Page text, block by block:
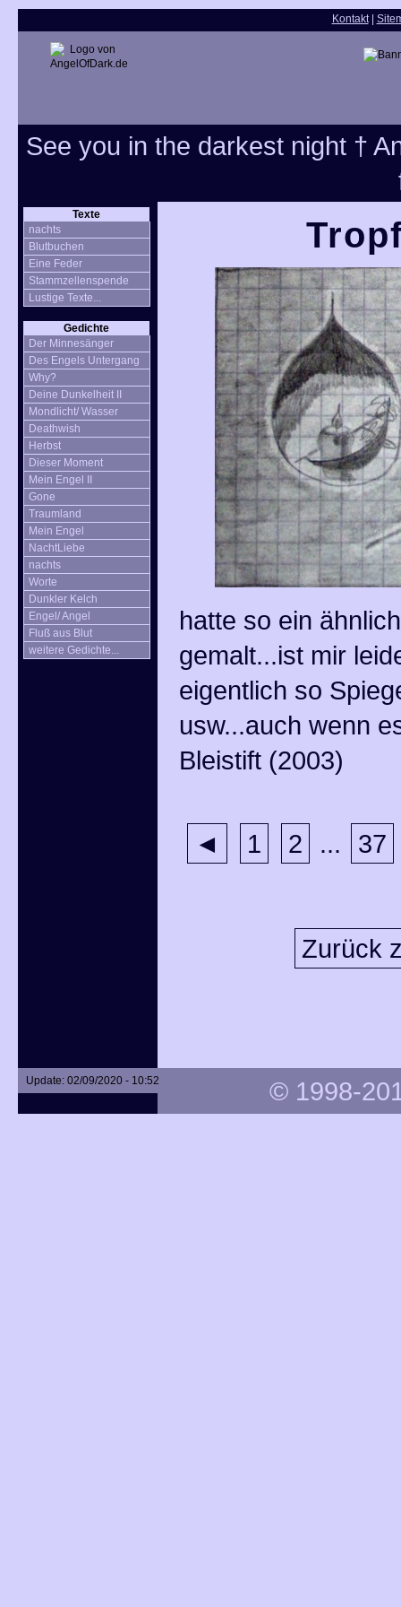
Kontakt
See you in the darkest night †
Texte
nachts
Blutbuchen
Eine Feder
Stammzellenspende
Lustige Texte...
Gedichte
Der Minnesänger
Des Engels Untergang
Why?
Deine Dunkelheit II
Mondlicht/ Wasser
Deathwish
Herbst
Dieser Moment
Mein Engel II
Gone
Traumland
Mein Engel
NachtLiebe
nachts
Worte
Dunkler Kelch
Engel/ Angel
Fluß aus Blut
weitere Gedichte...
hatte so ein
gemalt...ist mir
eigentlich so
usw...auch wenn
Bleistift (2003)
◄ 1 2 ... 37
Zurück
Update: 02/09/2020 - 10:52 © 1998-